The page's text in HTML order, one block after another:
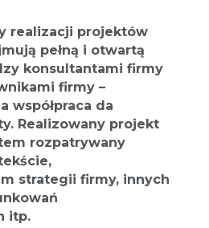
realizacji projektów
pełną i otwartą
konsultantami firmy
firmy –
współpraca da
Realizowany projekt
rozpatrywany
strategii firmy, innych
itp.